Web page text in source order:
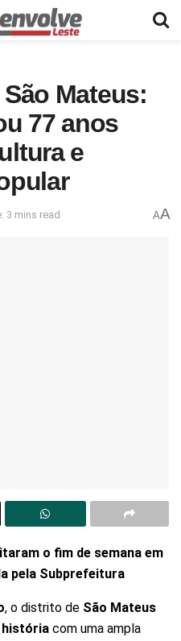
Mateus:
77 anos
e
3 mins read AA
o fim de semana em
pela Subprefeitura
, o distrito de São Mateus
história com uma ampla